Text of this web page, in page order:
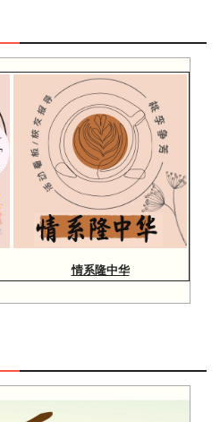
情系隆中华